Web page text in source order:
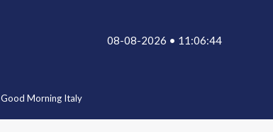
08-08-2026 • 11:06:44
Good Morning Italy